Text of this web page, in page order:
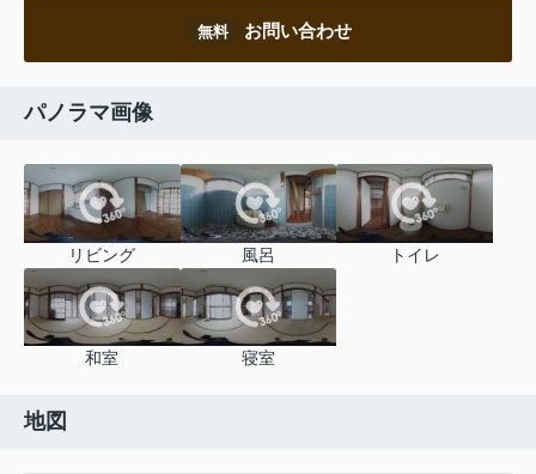
無料 お問い合わせ
パノラマ画像
リビング 風呂 トイレ
和室 寝室
地図